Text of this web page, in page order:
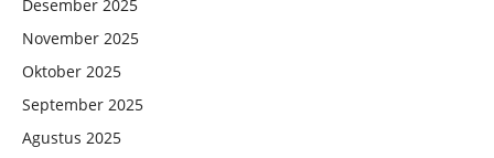
Desember 2025
November 2025
Oktober 2025
September 2025
Agustus 2025